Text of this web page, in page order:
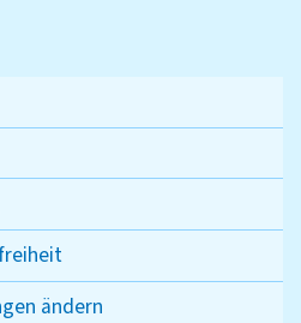
ändern